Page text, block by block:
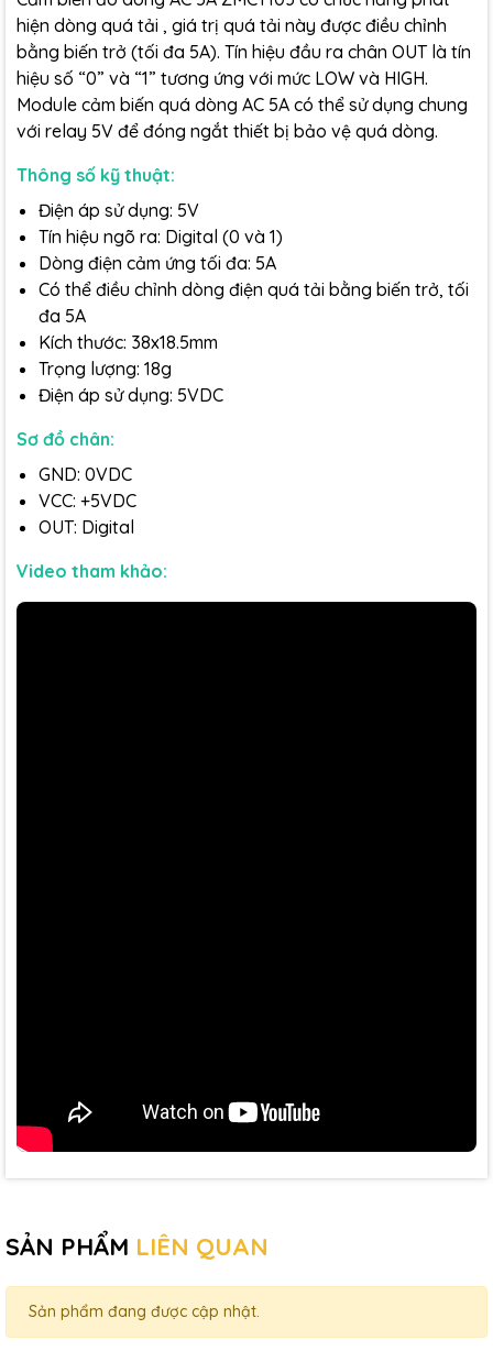
hiện dòng quá tải , giá trị quá tải này được điều chỉnh
bằng biến trở (tối đa 5A). Tín hiệu đầu ra chân OUT là tín
hiệu số “0” và “1” tương ứng với mức LOW và HIGH.
Module cảm biến quá dòng AC 5A có thể sử dụng chung
với relay 5V để đóng ngắt thiết bị bảo vệ quá dòng.
Thông số kỹ thuật:
Điện áp sử dụng: 5V
Tín hiệu ngõ ra: Digital (0 và 1)
Dòng điện cảm ứng tối đa: 5A
Có thể điều chỉnh dòng điện quá tải bằng biến trở, tối
đa 5A
Kích thước: 38x18.5mm
Trọng lượng: 18g
Điện áp sử dụng: 5VDC
Sơ đồ chân:
GND: 0VDC
VCC: +5VDC
OUT: Digital
Video tham khảo:
SẢN PHẨM LIÊN QUAN
Sản phẩm đang được cập nhật.